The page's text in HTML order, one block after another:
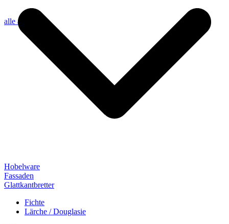
alle anzeigen
Hobelware
Fassaden
Glattkantbretter
Fichte
Lärche / Douglasie